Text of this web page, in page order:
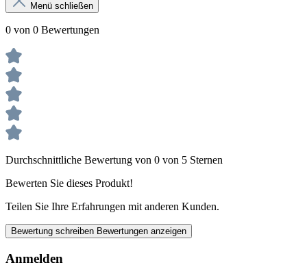
Menü schließen
0 von 0 Bewertungen
Durchschnittliche Bewertung von 0 von 5 Sternen
Bewerten Sie dieses Produkt!
Teilen Sie Ihre Erfahrungen mit anderen Kunden.
Bewertung schreiben Bewertungen anzeigen
Anmelden